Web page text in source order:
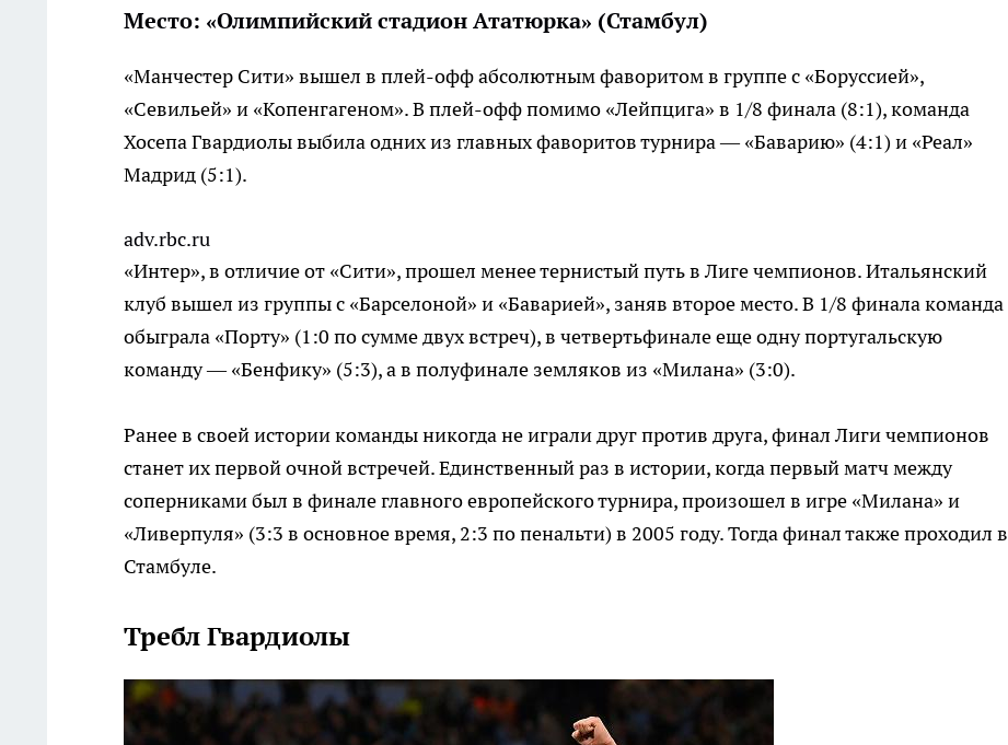
Место: «Олимпийский стадион Ататюрка» (Стамбул)
«Манчестер Сити» вышел в плей-офф абсолютным фаворитом в группе с «Боруссией»,
«Севильей» и «Копенгагеном». В плей-офф помимо «Лейпцига» в 1/8 финала (8:1), команда
Хосепа Гвардиолы выбила одних из главных фаворитов турнира — «Баварию» (4:1) и «Реал»
Мадрид (5:1).
adv.rbc.ru
«Интер», в отличие от «Сити», прошел менее тернистый путь в Лиге чемпионов. Итальянский
клуб вышел из группы с «Барселоной» и «Баварией», заняв второе место. В 1/8 финала команда
обыграла «Порту» (1:0 по сумме двух встреч), в четвертьфинале еще одну португальскую
команду — «Бенфику» (5:3), а в полуфинале земляков из «Милана» (3:0).
Ранее в своей истории команды никогда не играли друг против друга, финал Лиги чемпионов
станет их первой очной встречей. Единственный раз в истории, когда первый матч между
соперниками был в финале главного европейского турнира, произошел в игре «Милана» и
«Ливерпуля» (3:3 в основное время, 2:3 по пенальти) в 2005 году. Тогда финал также проходил в
Стамбуле.
Требл Гвардиолы